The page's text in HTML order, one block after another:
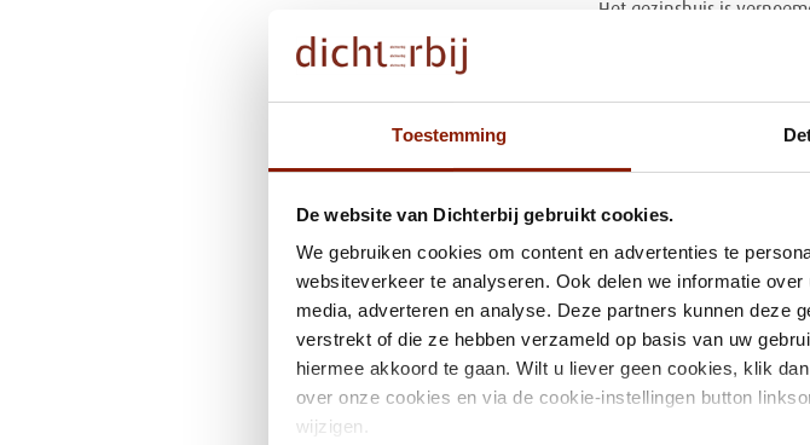
Toestemming
De website van Dichterbij gebruikt cookies.
We gebruiken cookies om content en advertenties te
websiteverkeer te analyseren. Ook delen we informatie
media, adverteren en analyse. Deze partners kunnen deze
verstrekt of die ze hebben verzameld op basis van uw
hiermee akkoord te gaan. Wilt u liever geen cookies, klik
over onze cookies en via de cookie-instellingen button
wijzigen.
Het gezinshuis is
een ernstige
de jongeren. “Lana kon
naar buiten. Ze genoot
Inmiddels is Lana